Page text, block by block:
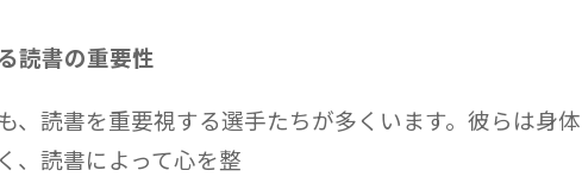
読書の重要性
、読書を重要視する選手たちが多くいます。彼らは身体
、読書によって心を整